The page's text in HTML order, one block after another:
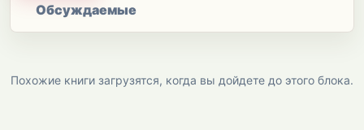
Обсуждаемые
Похожие книги загрузятся, когда вы дойдете до этого блока.